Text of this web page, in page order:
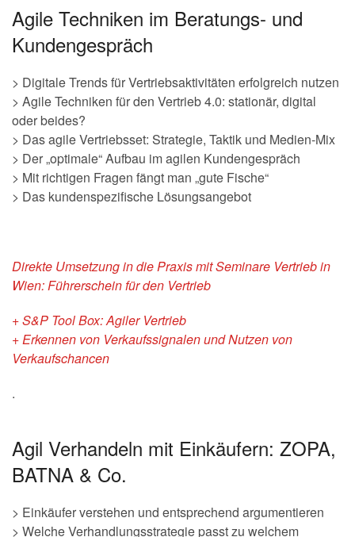
Agile Techniken im Beratungs- und
Kundengespräch
> Digitale Trends für Vertriebsaktivitäten erfolgreich nutzen
> Agile Techniken für den Vertrieb 4.0: stationär, digital
oder beides?
> Das agile Vertriebsset: Strategie, Taktik und Medien-Mix
> Der „optimale“ Aufbau im agilen Kundengespräch
> Mit richtigen Fragen fängt man „gute Fische“
> Das kundenspezifische Lösungsangebot
Direkte Umsetzung in die Praxis mit Seminare Vertrieb in
Wien: Führerschein für den Vertrieb
+ S&P Tool Box: Agiler Vertrieb
+ Erkennen von Verkaufssignalen und Nutzen von
Verkaufschancen
.
Agil Verhandeln mit Einkäufern: ZOPA,
BATNA & Co.
> Einkäufer verstehen und entsprechend argumentieren
> Welche Verhandlungsstrategie passt zu welchem